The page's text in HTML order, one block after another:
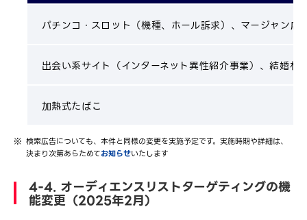
パチンコ・スロット（機種、ホール訴求）、マージャン店
出会い系サイト（インターネット異性紹介事業）、結婚相
加熱式たばこ
検索広告についても、本件と同様の変更を実施予定です。実施時期や詳細は、
決まり次第あらためてお知らせいたします
4-4. オーディエンスリストターゲティングの機
能変更（2025年2月）